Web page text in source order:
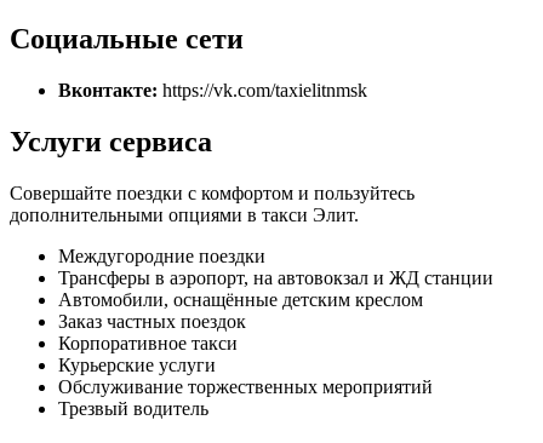
Социальные сети
Вконтакте: https://vk.com/taxielitnmsk
Услуги сервиса
Совершайте поездки с комфортом и пользуйтесь
дополнительными опциями в такси Элит.
Междугородние поездки
Трансферы в аэропорт, на автовокзал и ЖД станции
Автомобили, оснащённые детским креслом
Заказ частных поездок
Корпоративное такси
Курьерские услуги
Обслуживание торжественных мероприятий
Трезвый водитель